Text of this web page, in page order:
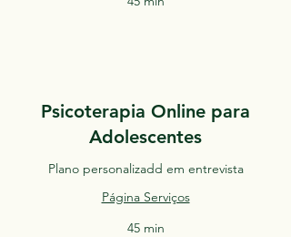
Psicoterapia Online para
Adolescentes
Plano personalizadd em entrevista
Página Serviços
45 min